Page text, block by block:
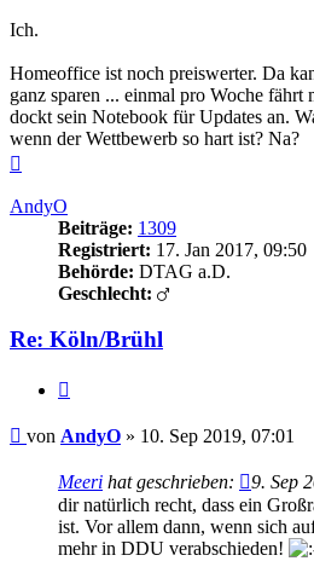
Ich.
Homeoffice ist noch preiswerter. Da
ganz sparen ... einmal pro Woche fährt
dockt sein Notebook für Updates an.
wenn der Wettbewerb so hart ist? Na?
AndyO
Beiträge: 1309
Registriert: 17. Jan 2017, 09:50
Behörde: DTAG a.D.
Geschlecht:
Re: Köln/Brühl
Beitrag
von AndyO » 10. Sep 2019, 07:01
Meeri hat geschrieben: 9. Sep
dir natürlich recht, dass ein
ist. Vor allem dann, wenn sich
mehr in DDU verabschieden!